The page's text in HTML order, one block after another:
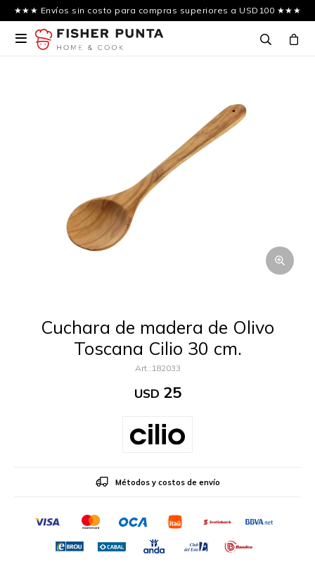
★★★ Envíos sin costo para compras superiores a USD100 ★★★

Cuchara de madera de Olivo
Toscana Cilio 30 cm.
182033
USD 25
Métodos y costos de envío